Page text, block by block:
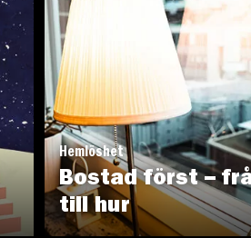
Hemlöshet
Bostad först –
till hur